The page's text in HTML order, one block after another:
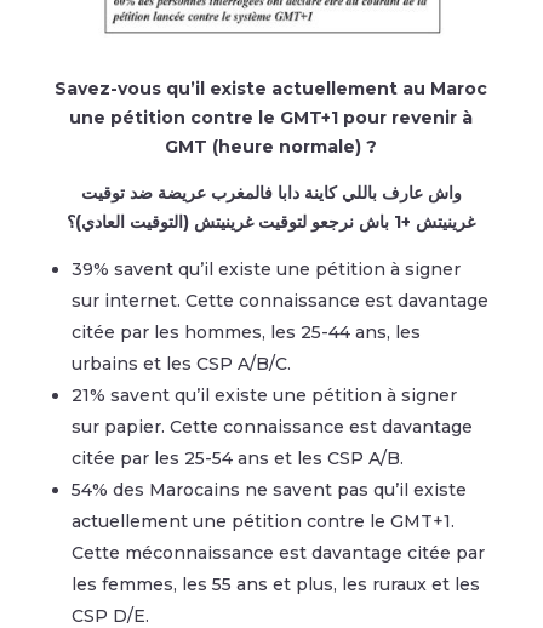
Savez-vous qu’il existe actuellement au Maroc
une pétition contre le GMT+1 pour revenir à
GMT (heure normale) ?
واش عارف باللي كاينة دابا فالمغرب عريضة ضد توقيت
غرينيتش +1 باش نرجعو لتوقيت غرينيتش (التوقيت العادي)؟
39% savent qu’il existe une pétition à signer
sur internet. Cette connaissance est davantage
citée par les hommes, les 25-44 ans, les
urbains et les CSP A/B/C.
21% savent qu’il existe une pétition à signer
sur papier. Cette connaissance est davantage
citée par les 25-54 ans et les CSP A/B.
54% des Marocains ne savent pas qu’il existe
actuellement une pétition contre le GMT+1.
Cette méconnaissance est davantage citée par
les femmes, les 55 ans et plus, les ruraux et les
CSP D/E.